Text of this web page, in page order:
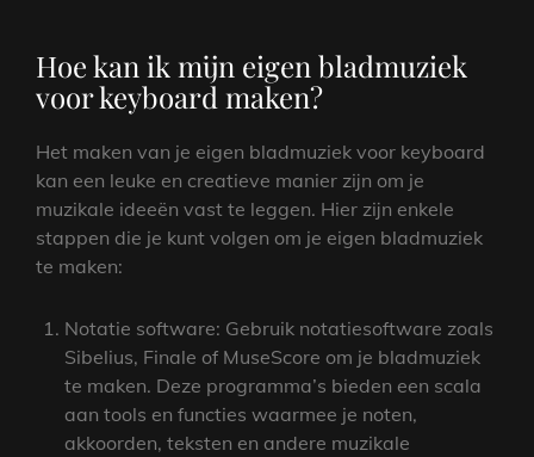
Hoe kan ik mijn eigen bladmuziek
voor keyboard maken?
Het maken van je eigen bladmuziek voor keyboard
kan een leuke en creatieve manier zijn om je
muzikale ideeën vast te leggen. Hier zijn enkele
stappen die je kunt volgen om je eigen bladmuziek
te maken:
Notatie software: Gebruik notatiesoftware zoals
Sibelius, Finale of MuseScore om je bladmuziek
te maken. Deze programma’s bieden een scala
aan tools en functies waarmee je noten,
akkoorden, teksten en andere muzikale